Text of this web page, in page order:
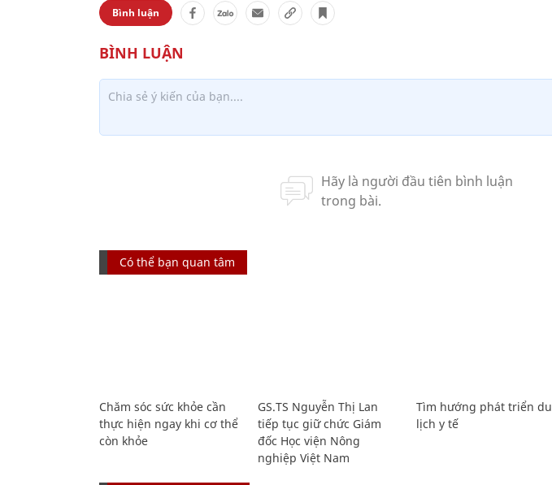
Bình luận
Có thể bạn quan tâm
Chăm sóc sức khỏe cần
thực hiện ngay khi cơ thể
còn khỏe
GS.TS Nguyễn Thị Lan
tiếp tục giữ chức Giám
đốc Học viện Nông
nghiệp Việt Nam
Tìm hướng phát triển du
lịch y tế